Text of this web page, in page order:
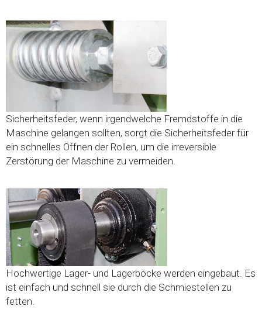
Sicherheitsfeder, wenn irgendwelche Fremdstoffe in die
Maschine gelangen sollten, sorgt die Sicherheitsfeder für
ein schnelles Öffnen der Rollen, um die irreversible
Zerstörung der Maschine zu vermeiden.
Hochwertige Lager- und Lagerböcke werden eingebaut. Es
ist einfach und schnell sie durch die Schmiestellen zu
fetten.